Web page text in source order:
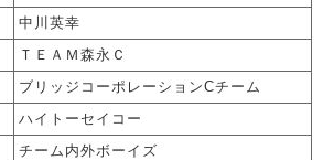
中川英幸
ＴＥＡＭ森永Ｃ
ブリッジコーポレーションCチーム
ハイトーセイコー
チーム内外ボーイズ